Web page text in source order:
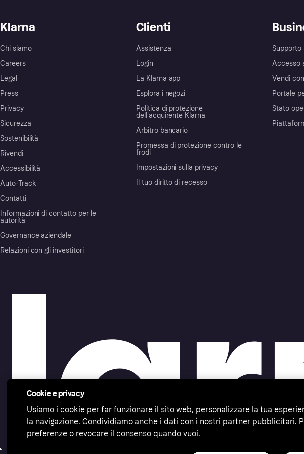
Klarna
Chi siamo
Careers
Legal
Press
Privacy
Sicurezza
Sostenibilità
Rivendi
Accessibilità
Auto-Track
Contatti
Informazioni di contatto per le
autorità
Governance aziendale
Relazioni con gli investitori
Clienti
Assistenza
Login
La Klarna app
Esplora i negozi
Politica di protezione
dell'acquirente Klarna
Arbitro bancario
Promessa di protezione contro le
frodi
Impostazioni sulla privacy
Il tuo diritto di recesso
Supporto
Accesso
Vendi
Portale
Stato
Cookie e privacy
Usiamo i cookie per far funzionare il sito web, personalizzare la tua
la navigazione. Condividiamo anche i dati con i nostri partner pubblicitari.
preferenze o revocare il consenso quando vuoi.